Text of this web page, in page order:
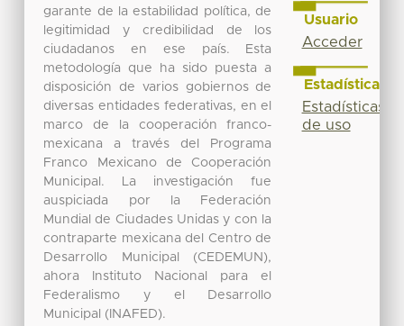
garante de la estabilidad política, de
legitimidad y credibilidad de los
ciudadanos en ese país. Esta
metodología que ha sido puesta a
disposición de varios gobiernos de
diversas entidades federativas, en el
marco de la cooperación franco-
mexicana a través del Programa
Franco Mexicano de Cooperación
Municipal. La investigación fue
auspiciada por la Federación
Mundial de Ciudades Unidas y con la
contraparte mexicana del Centro de
Desarrollo Municipal (CEDEMUN),
ahora Instituto Nacional para el
Federalismo y el Desarrollo
Municipal (INAFED).
Usuario
Acceder
Estadísticas
Estadísticas
de uso